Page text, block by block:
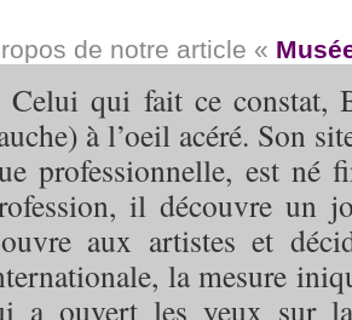
de notre article «
qui fait ce constat,
à l’oeil acéré. Son
professionnelle, est né
il découvre un
aux artistes et
la mesure
a ouvert les yeux sur la